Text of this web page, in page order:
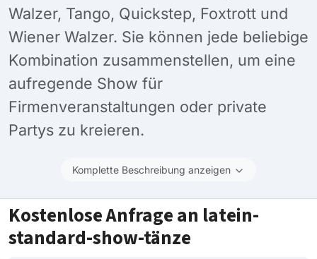
Walzer, Tango, Quickstep, Foxtrott und
Wiener Walzer. Sie können jede beliebige
Kombination zusammenstellen, um eine
aufregende Show für
Firmenveranstaltungen oder private
Partys zu kreieren.
Komplette Beschreibung anzeigen
Kostenlose Anfrage an latein-
standard-show-tänze